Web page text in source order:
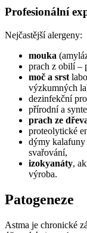
Profesionální
Nejčastější alergeny:
mouka
prach z obilí –
moč a srst
výzkumných
dezinfekční
přírodní a
prach ze
proteolytické
dýmy kalafuny
svařování,
izokyanáty,
výroba.
Patogeneze
Astma je chronické